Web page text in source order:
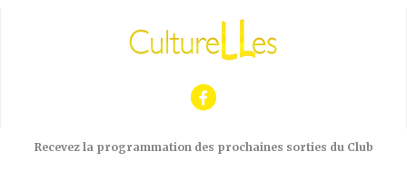
Recevez la programmation des prochaines sorties du Club